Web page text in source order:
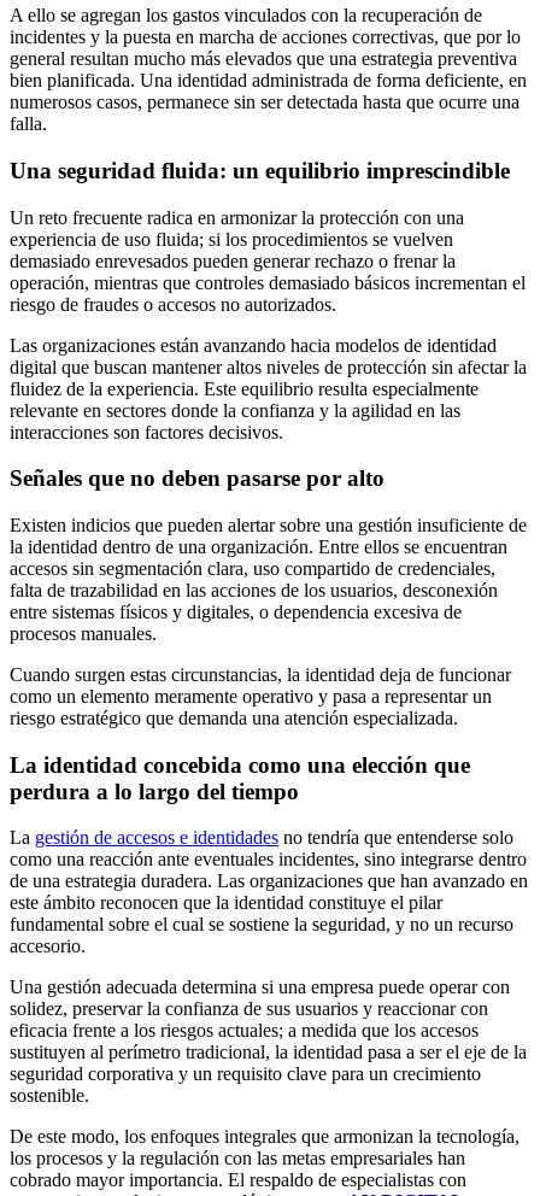
A ello se agregan los gastos vinculados con la recuperación de
incidentes y la puesta en marcha de acciones correctivas, que por lo
general resultan mucho más elevados que una estrategia preventiva
bien planificada. Una identidad administrada de forma deficiente, en
numerosos casos, permanece sin ser detectada hasta que ocurre una
falla.
Una seguridad fluida: un equilibrio imprescindible
Un reto frecuente radica en armonizar la protección con una
experiencia de uso fluida; si los procedimientos se vuelven
demasiado enrevesados pueden generar rechazo o frenar la
operación, mientras que controles demasiado básicos incrementan el
riesgo de fraudes o accesos no autorizados.
Las organizaciones están avanzando hacia modelos de identidad
digital que buscan mantener altos niveles de protección sin afectar la
fluidez de la experiencia. Este equilibrio resulta especialmente
relevante en sectores donde la confianza y la agilidad en las
interacciones son factores decisivos.
Señales que no deben pasarse por alto
Existen indicios que pueden alertar sobre una gestión insuficiente de
la identidad dentro de una organización. Entre ellos se encuentran
accesos sin segmentación clara, uso compartido de credenciales,
falta de trazabilidad en las acciones de los usuarios, desconexión
entre sistemas físicos y digitales, o dependencia excesiva de
procesos manuales.
Cuando surgen estas circunstancias, la identidad deja de funcionar
como un elemento meramente operativo y pasa a representar un
riesgo estratégico que demanda una atención especializada.
La identidad concebida como una elección que
perdura a lo largo del tiempo
La gestión de accesos e identidades no tendría que entenderse solo
como una reacción ante eventuales incidentes, sino integrarse dentro
de una estrategia duradera. Las organizaciones que han avanzado en
este ámbito reconocen que la identidad constituye el pilar
fundamental sobre el cual se sostiene la seguridad, y no un recurso
accesorio.
Una gestión adecuada determina si una empresa puede operar con
solidez, preservar la confianza de sus usuarios y reaccionar con
eficacia frente a los riesgos actuales; a medida que los accesos
sustituyen al perímetro tradicional, la identidad pasa a ser el eje de la
seguridad corporativa y un requisito clave para un crecimiento
sostenible.
De este modo, los enfoques integrales que armonizan la tecnología,
los procesos y la regulación con las metas empresariales han
cobrado mayor importancia. El respaldo de especialistas con